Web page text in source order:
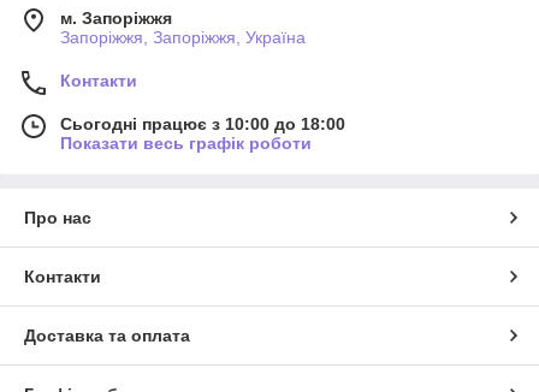
м. Запоріжжя
Запоріжжя, Запоріжжя, Україна
Контакти
Сьогодні працює з 10:00 до 18:00
Показати весь графік роботи
Про нас
Контакти
Доставка та оплата